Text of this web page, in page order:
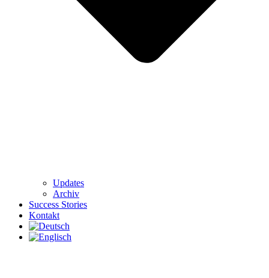
Updates
Archiv
Success Stories
Kontakt